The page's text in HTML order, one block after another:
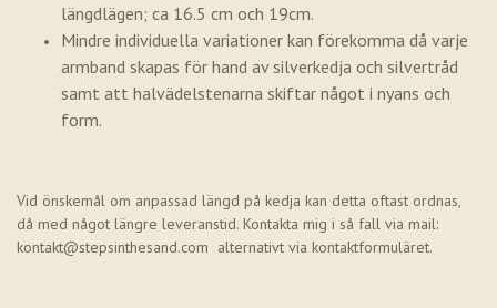
längdlägen; ca 16.5 cm och 19cm.
Mindre individuella variationer kan förekomma då varje
armband skapas för hand av silverkedja och silvertråd
samt att halvädelstenarna skiftar något i nyans och
form.
Vid önskemål om anpassad längd på kedja kan detta oftast ordnas,
då med något längre leveranstid. Kontakta mig i så fall via mail:
kontakt@stepsinthesand.com alternativt via kontaktformuläret.